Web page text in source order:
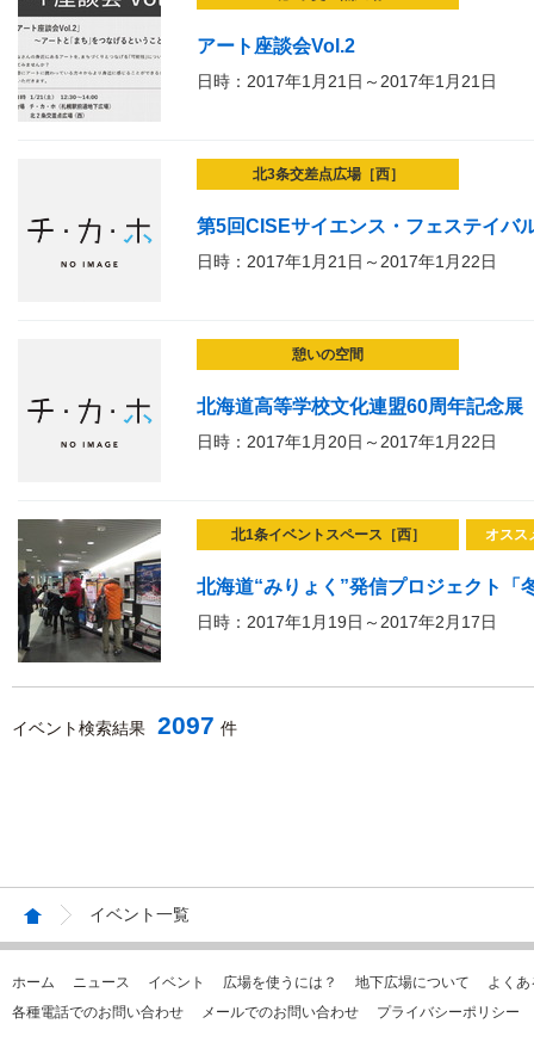
アート座談会Vol.2
日時：2017年1月21日～2017年1月21日
北3条交差点広場［西］
第5回CISEサイエンス・フェステイ
日時：2017年1月21日～2017年1月22日
憩いの空間
北海道高等学校文化連盟60周年記念展
日時：2017年1月20日～2017年1月22日
北1条イベントスペース［西］ オスス
北海道“みりょく”発信プロジェクト「
日時：2017年1月19日～2017年2月17日
イベント検索結果 2097 件
イベント一覧
ホーム ニュース イベント 広場を使うには？ 地下広場について
よく
各種電話でのお問い合わせ
メールでのお問い合わせ プライバシーポリシー